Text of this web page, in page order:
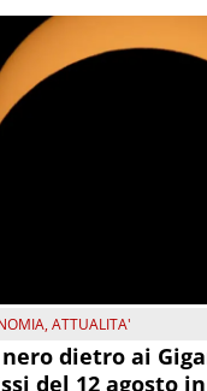
,ATTUALITA'
nero dietro ai
del 12 agosto